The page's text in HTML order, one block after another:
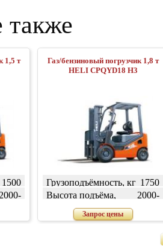
также
1,5 т
1500
2000-
Газ/бензиновый погрузчик 1,8 т
HELI CPQYD18 H3
Грузоподъёмность, кг 1750
Высота подъёма,
2000-
Запрос цены